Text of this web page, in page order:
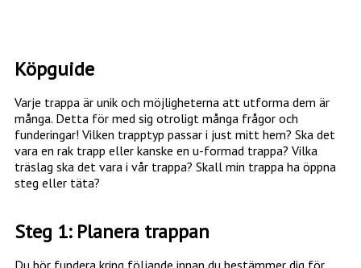
Köpguide
Varje trappa är unik och möjligheterna att utforma dem är
många. Detta för med sig otroligt många frågor och
funderingar! Vilken trapptyp passar i just mitt hem? Ska det
vara en rak trapp eller kanske en u-formad trappa? Vilka
träslag ska det vara i vår trappa? Skall min trappa ha öppna
steg eller täta?
Steg 1: Planera trappan
Du bör fundera kring följande innan du bestämmer dig för